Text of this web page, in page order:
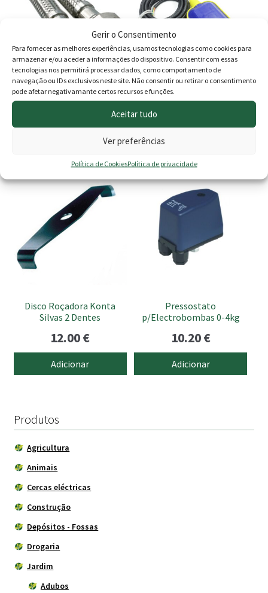
Gerir o Consentimento
Para fornecer as melhores experiências, usamos tecnologias como cookies para
armazenar e/ou aceder a informações do dispositivo. Consentir com essas
tecnologias nos permitirá processar dados, como comportamento de
navegação ou IDs exclusivos neste site. Não consentir ou retirar o consentimento
pode afetar negativamante certos recursos e funções.
Aceitar tudo
Ver preferências
Política de CookiesPolítica de privacidade
Ligação Flexível Malha Aço
Fêmea / Fêmea 1″
15.00€–17.90€Price
range:
15.00 €
through
multiple
options
may
be
chosen
the
Interruptor de nível
7.90€–24.90€Price
multiple
The
options
may
be
chosen
on
the
product
page
Disco Roçadora Konta
Silvas 2 Dentes
12.00€
Adicionar
Pressostato
p/Electrobombas 0-4kg
10.20€
Adicionar
Produtos
Agricultura
Animais
Cercas eléctricas
Construção
Depósitos - Fossas
Drogaria
Jardim
Adubos